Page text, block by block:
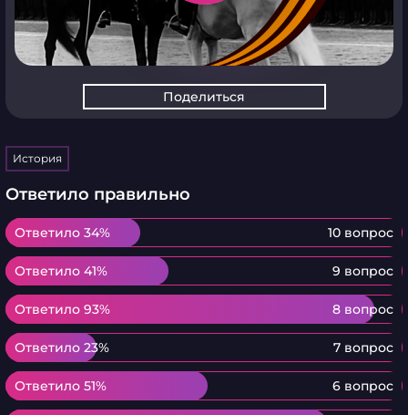
Поделиться
История
Ответило правильно
Ответило 34% 10 вопрос
Ответило 34%
Ответило 41% 9 вопрос
Ответило 41%
Ответило 93% 8 вопрос
Ответило 93%
Ответило 23% 7 вопрос
Ответило 23%
Ответило 51% 6 вопрос
Ответило 51%